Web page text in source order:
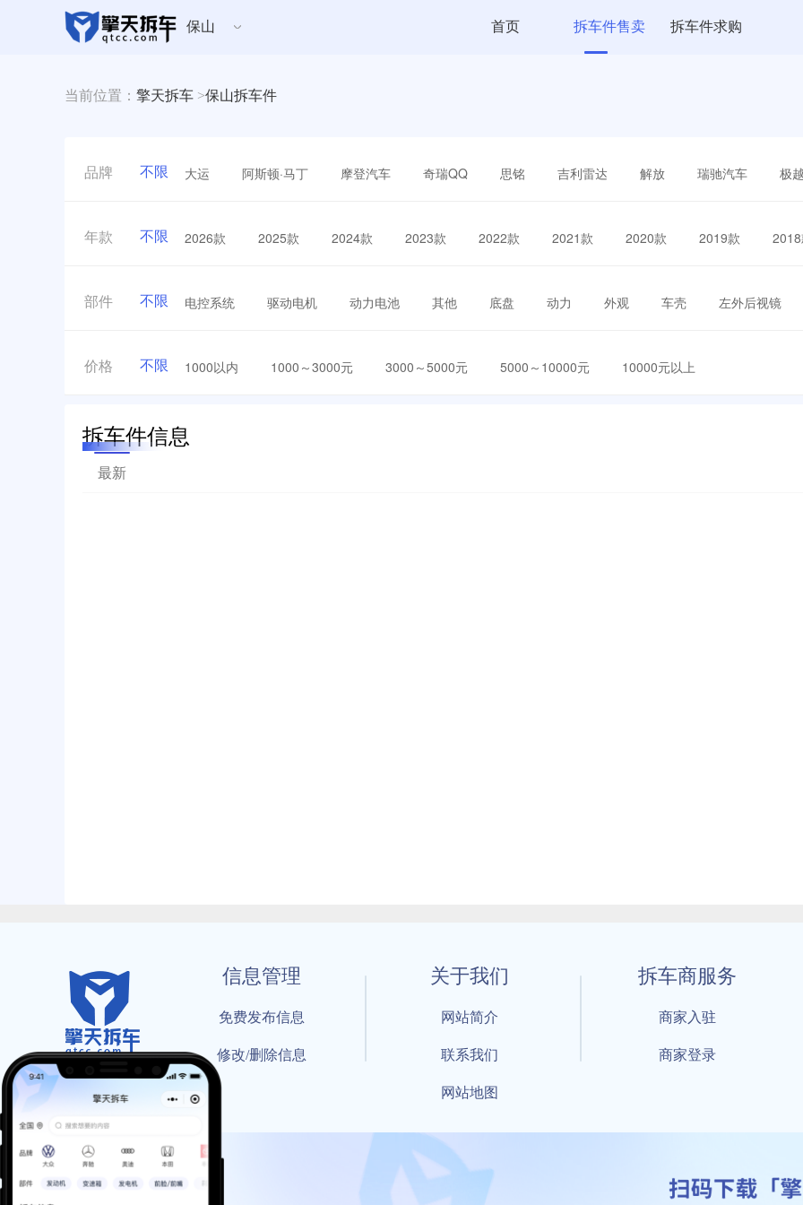
保山 首页 拆车件售卖 拆车件求购
当前位置： 擎天拆车 >保山拆车件
品牌 不限 大运 阿斯顿·马丁 摩登汽车 奇瑞QQ 思铭 吉利雷达 解放 瑞驰汽车 极
年款 不限 2026款 2025款 2024款 2023款 2022款 2021款 2020款 2019款
部件 不限 电控系统 驱动电机 动力电池 其他 底盘 动力 外观 车壳 左外后视镜
价格 不限 1000以内 1000～3000元 3000～5000元 5000～10000元 10000元以上
拆车件信息
最新
信息管理
免费发布信息
修改/删除信息
关于我们
网站简介
联系我们
网站地图
拆车商服务
商家入驻
商家登录
© 2021 By 擎天拆车-买卖拆车件，擎天拆车好省快 All Rights Reserved
工信部备案号：鲁ICP备18021004号-17 公安部备案号： 鲁公网安备